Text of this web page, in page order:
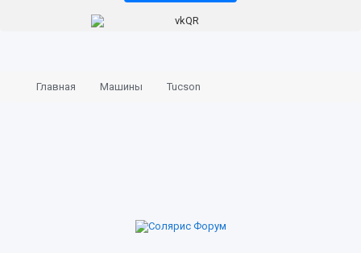
Главная Машины Tucson